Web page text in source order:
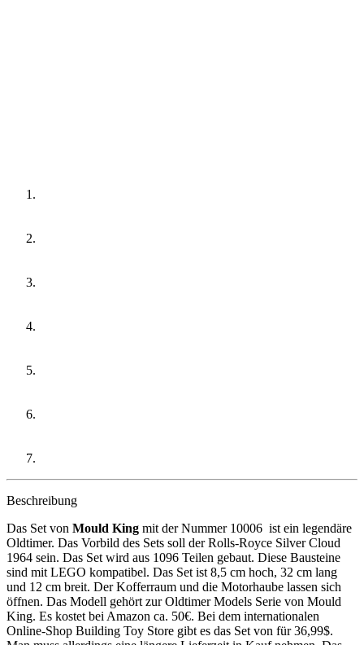
Beschreibung
Das Set von Mould King mit der Nummer 10006 ist ein legendäre
Oldtimer. Das Vorbild des Sets soll der Rolls-Royce Silver Cloud
1964 sein. Das Set wird aus 1096 Teilen gebaut. Diese Bausteine
sind mit LEGO kompatibel. Das Set ist 8,5 cm hoch, 32 cm lang
und 12 cm breit. Der Kofferraum und die Motorhaube lassen sich
öffnen. Das Modell gehört zur Oldtimer Models Serie von Mould
King. Es kostet bei Amazon ca. 50€. Bei dem internationalen
Online-Shop Building Toy Store gibt es das Set von für 36,99$.